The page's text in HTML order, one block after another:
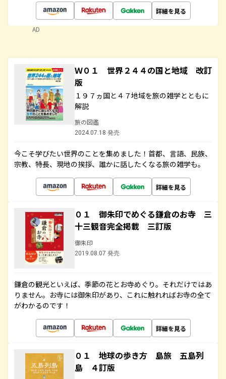
詳細を見る
AD
Ｗ０１ 世界２４４の国と地域 改訂
版
１９７ヵ国と４７地域を旅の雑学とともに
解説
旅の図鑑
2024.07.18 発売
今こそ学びたい世界のことを集めました！首都、言語、民族、
宗教、特長、現地の挨拶、誰かに話したくなる旅の雑学も。
詳細を見る
０１ 御朱印でめぐる鎌倉のお寺 三
十三観音完全掲載 三訂版
御朱印
2019.08.07 発売
鎌倉の観光といえば、季節の花とお寺めぐり。それだけではあ
りません。お寺には御朱印があり、これに触れればお寺の全て
がわかるのです！
詳細を見る
０１ 地球の歩き方 島旅 五島列
島 ４訂版